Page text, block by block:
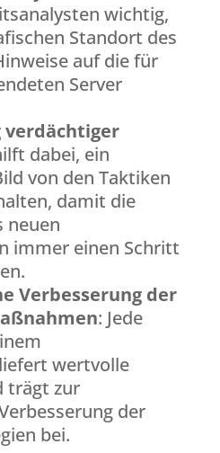
wichtig,
Standort des
auf die für
Server
verdächtiger
dabei, ein
von den Taktiken
damit die
neuen
immer einen Schritt
Verbesserung der
: Jede
wertvolle
trägt zur
der
bei.